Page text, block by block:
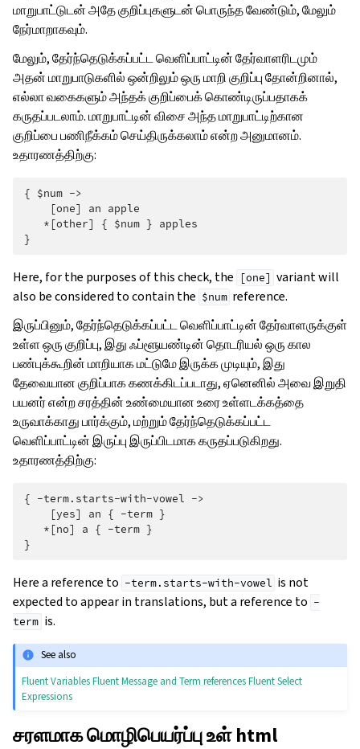
மாறுபாட்டுடன் அதே குறிப்புகளுடன் பொருந்த வேண்டும், மேலும்
நேர்மாறாகவும்.
மேலும், தேர்ந்தெடுக்கப்பட்ட வெளிப்பாட்டின் தேர்வாளரிடமும்
அதன் மாறுபாடுகளில் ஒன்றிலும் ஒரு மாறி குறிப்பு தோன்றினால்,
எல்லா வகைகளும் அந்தக் குறிப்பைக் கொண்டிருப்பதாகக்
கருதப்படலாம். மாறுபாட்டின் விசை அந்த மாறுபாட்டிற்கான
குறிப்பை பணிநீக்கம் செய்திருக்கலாம் என்ற அனுமானம்.
உதாரணத்திற்கு:
{ $num ->
    [one] an apple
   *[other] { $num } apples
Here, for the purposes of this check, the [one] variant will
also be considered to contain the $num reference.
இருப்பினும், தேர்ந்தெடுக்கப்பட்ட வெளிப்பாட்டின் தேர்வாளருக்குள்
உள்ள ஒரு குறிப்பு, இது ஃப்ளூயண்டின் தொடரியல் ஒரு கால
பண்புக்கூறின் மாறியாக மட்டுமே இருக்க முடியும், இது
தேவையான குறிப்பாக கணக்கிடப்படாது, ஏனெனில் அவை இறுதி
பயனர் என்ற சரத்தின் உண்மையான உரை உள்ளடக்கத்தை
உருவாக்காது பார்க்கும், மற்றும் தேர்ந்தெடுக்கப்பட்ட
வெளிப்பாட்டின் இருப்பு இருப்பிடமாக கருதப்படுகிறது.
உதாரணத்திற்கு:
{ -term.starts-with-vowel ->
    [yes] an { -term }
   *[no] a { -term }
Here a reference to -term.starts-with-vowel is not
expected to appear in translations, but a reference to -
term is.
See also
Fluent VariablesFluent Message and Term referencesFluent Select
Expressions
சரளமாக மொழிபெயர்ப்பு உள் html